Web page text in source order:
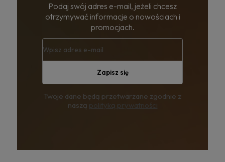
Podaj swój adres e-mail, jeżeli chcesz
otrzymywać informacje o nowościach i
promocjach.
Zapisz się
Twoje dane będą przetwarzane zgodnie z
naszą polityką prywatności